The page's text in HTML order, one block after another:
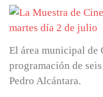
El área municipal de
programación de
Pedro Alcántara.